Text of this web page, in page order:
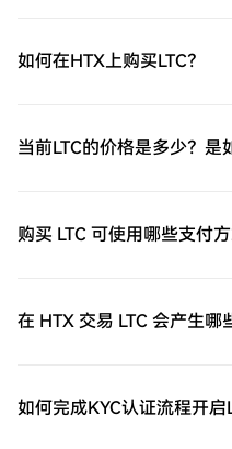
如何在HTX上购买LTC？
当前LTC的价格是多少？是
购买 LTC 可使用哪些支付方
在 HTX 交易 LTC 会产生哪
如何完成KYC认证流程开启